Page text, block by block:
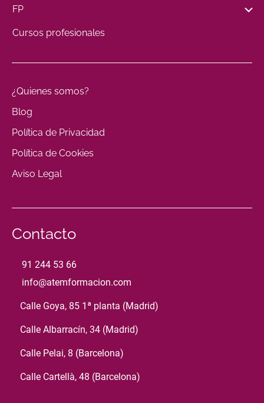
FP
Cursos profesionales
¿Quienes somos?
Blog
Política de Privacidad
Política de Cookies
Aviso Legal
Contacto
91 244 53 66
info@atemformacion.com
Calle Goya, 85 1ª planta (Madrid)
Calle Albarracín, 34 (Madrid)
Calle Pelai, 8 (Barcelona)
Calle Cartellà, 48 (Barcelona)